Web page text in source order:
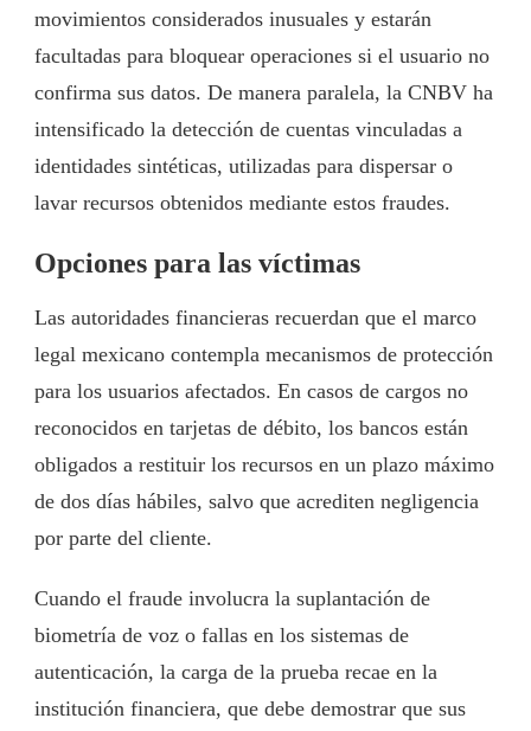
movimientos considerados inusuales y estarán
facultadas para bloquear operaciones si el usuario no
confirma sus datos. De manera paralela, la CNBV ha
intensificado la detección de cuentas vinculadas a
identidades sintéticas, utilizadas para dispersar o
lavar recursos obtenidos mediante estos fraudes.
Opciones para las víctimas
Las autoridades financieras recuerdan que el marco
legal mexicano contempla mecanismos de protección
para los usuarios afectados. En casos de cargos no
reconocidos en tarjetas de débito, los bancos están
obligados a restituir los recursos en un plazo máximo
de dos días hábiles, salvo que acrediten negligencia
por parte del cliente.
Cuando el fraude involucra la suplantación de
biometría de voz o fallas en los sistemas de
autenticación, la carga de la prueba recae en la
institución financiera, que debe demostrar que sus